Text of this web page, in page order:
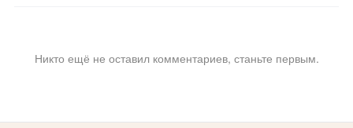
Никто ещё не оставил комментариев, станьте первым.